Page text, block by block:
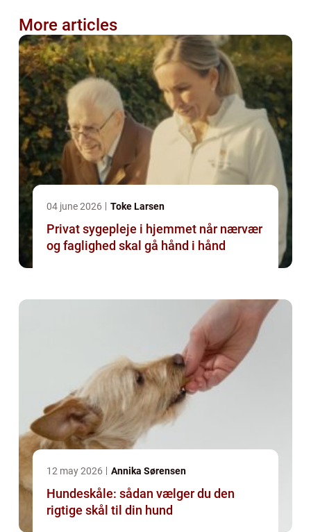
More articles
04 june 2026 Toke Larsen
Privat sygepleje i hjemmet når nærvær
og faglighed skal gå hånd i hånd
12 may 2026 Annika Sørensen
Hundeskåle: sådan vælger du den
rigtige skål til din hund